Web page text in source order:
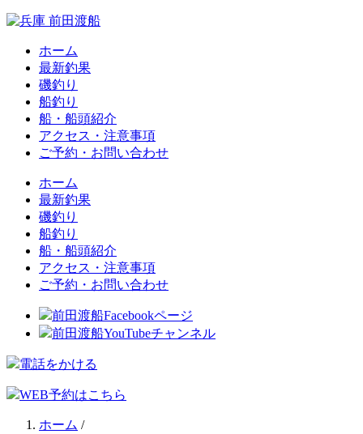
ホーム
最新釣果
磯釣り
船釣り
船・船頭紹介
アクセス・注意事項
ご予約・お問い合わせ
ホーム
最新釣果
磯釣り
船釣り
船・船頭紹介
アクセス・注意事項
ご予約・お問い合わせ
前田渡船Facebookページ
前田渡船YouTubeチャンネル
電話をかける
WEB予約はこちら
ホーム /